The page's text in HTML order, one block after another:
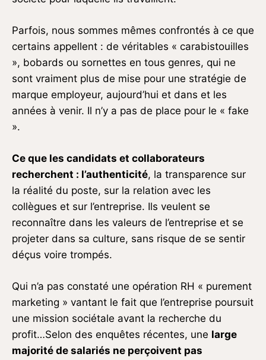
Parfois, nous sommes mêmes confrontés à ce que
certains appellent : de véritables « carabistouilles
», bobards ou sornettes en tous genres, qui ne
sont vraiment plus de mise pour une stratégie de
marque employeur, aujourd’hui et dans et les
années à venir. Il n’y a pas de place pour le « fake
».
Ce que les candidats et collaborateurs
recherchent : l’authenticité, la transparence sur
la réalité du poste, sur la relation avec les
collègues et sur l’entreprise. Ils veulent se
reconnaître dans les valeurs de l’entreprise et se
projeter dans sa culture, sans risque de se sentir
déçus voire trompés.
Qui n’a pas constaté une opération RH « purement
marketing » vantant le fait que l’entreprise poursuit
une mission sociétale avant la recherche du
profit…Selon des enquêtes récentes, une large
majorité de salariés ne perçoivent pas